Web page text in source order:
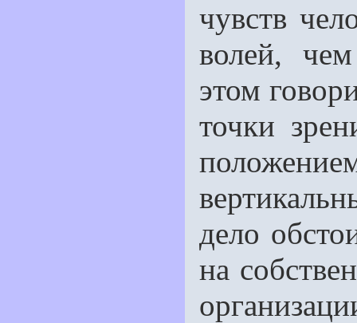
чувств
волей,
этом
точки
дело
на